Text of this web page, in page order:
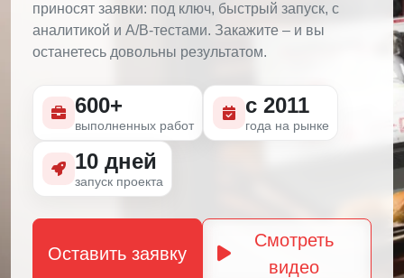
приносят заявки: под ключ, быстрый запуск, с
аналитикой и A/B-тестами. Закажите – и вы
останетесь довольны результатом.
600+
выполненных работ
с 2011
года на рынке
10 дней
запуск проекта
Оставить заявку
Смотреть
видео